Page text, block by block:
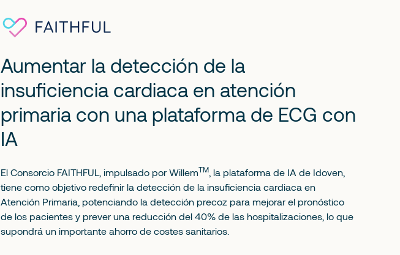
Aumentar la detección de la
insuficiencia cardiaca en atención
primaria con una plataforma de ECG con
IA
El Consorcio FAITHFUL, impulsado por WillemTM , la plataforma de IA de Idoven,
tiene como objetivo redefinir la detección de la insuficiencia cardiaca en
Atención Primaria, potenciando la detección precoz para mejorar el pronóstico
de los pacientes y prever una reducción del 40% de las hospitalizaciones, lo que
supondrá un importante ahorro de costes sanitarios.